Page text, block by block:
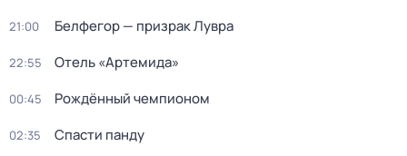
21:00 Белфегoр — призpак Лувра
22:55 Отель «Артемида»
00:45 Рождённый чемпионом
02:35 Спасти панду